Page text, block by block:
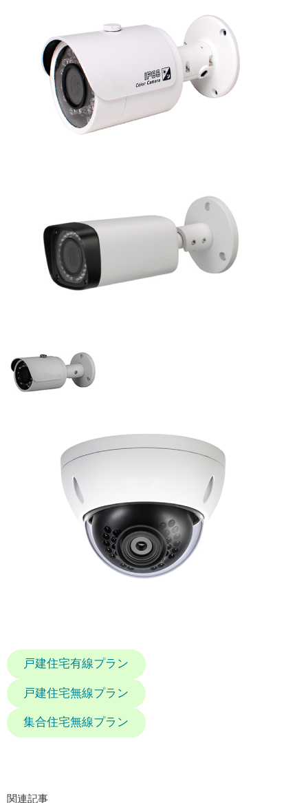
戸建住宅有線プラン
戸建住宅無線プラン
集合住宅無線プラン
関連記事